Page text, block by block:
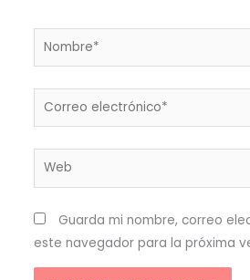
Nombre*
Correo
electrónico*
Web
Guarda mi nombre, correo
este navegador para la próxima